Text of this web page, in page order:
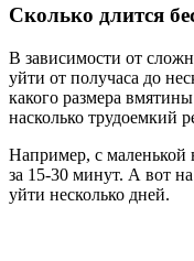
Сколько длится
В зависимости от
уйти от получаса до
какого размера
насколько трудоемкий
Например, с маленькой
за 15-30 минут. А вот
уйти несколько дней.